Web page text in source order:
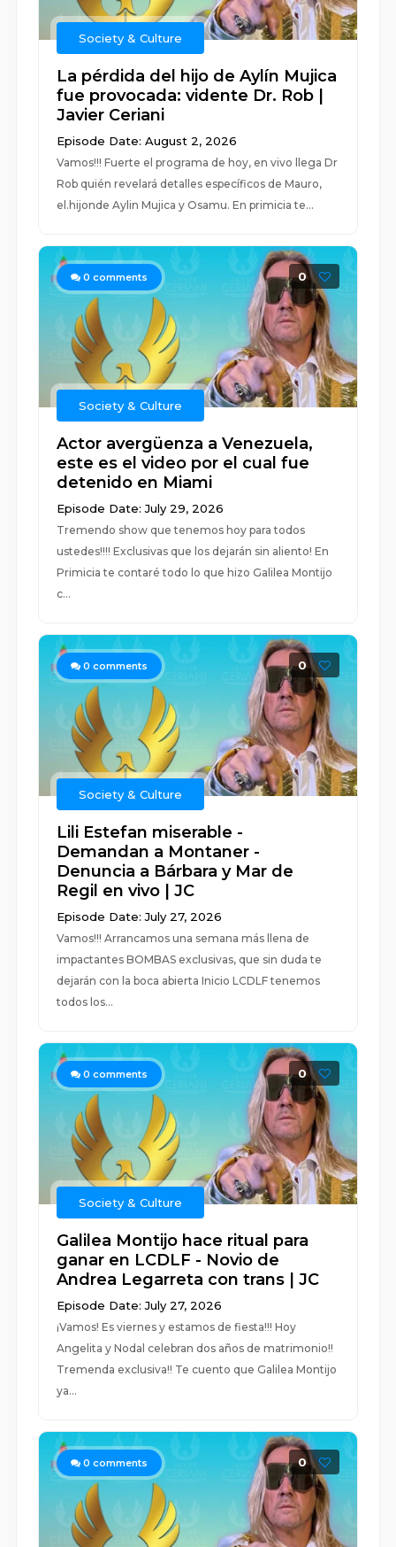
Society & Culture
La pérdida del hijo de Aylín Mujica
fue provocada: vidente Dr. Rob |
Javier Ceriani
Episode Date: August 2, 2026
Vamos!!! Fuerte el programa de hoy, en vivo llega Dr
Rob quién revelará detalles específicos de Mauro,
el.hijonde Aylin Mujica y Osamu. En primicia te...
0 comments 0
Society & Culture
Actor avergüenza a Venezuela,
este es el video por el cual fue
detenido en Miami
Episode Date: July 29, 2026
Tremendo show que tenemos hoy para todos
ustedes!!!! Exclusivas que los dejarán sin aliento! En
Primicia te contaré todo lo que hizo Galilea Montijo
c...
0 comments 0
Society & Culture
Lili Estefan miserable -
Demandan a Montaner -
Denuncia a Bárbara y Mar de
Regil en vivo | JC
Episode Date: July 27, 2026
Vamos!!! Arrancamos una semana más llena de
impactantes BOMBAS exclusivas, que sin duda te
dejarán con la boca abierta Inicio LCDLF tenemos
todos los...
0 comments 0
Society & Culture
Galilea Montijo hace ritual para
ganar en LCDLF - Novio de
Andrea Legarreta con trans | JC
Episode Date: July 27, 2026
¡Vamos! Es viernes y estamos de fiesta!!! Hoy
Angelita y Nodal celebran dos años de matrimonio!!
Tremenda exclusiva!! Te cuento que Galilea Montijo
ya...
0 comments 0